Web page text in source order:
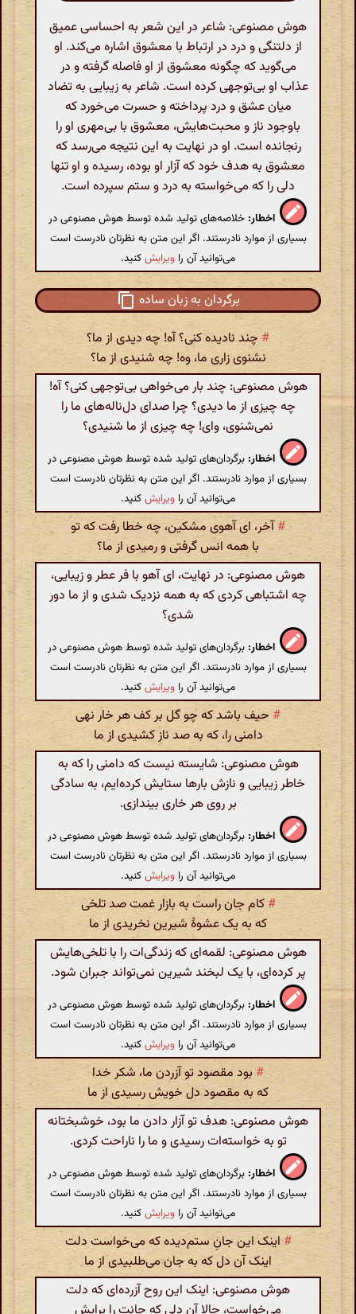
هوش مصنوعی: شاعر در این شعر به احساسی عمیق
از دلتنگی و درد در ارتباط با معشوق اشاره می‌کند. او
می‌گوید که چگونه معشوق از او فاصله گرفته و در
عذاب او بی‌توجهی کرده است. شاعر به زیبایی به تضاد
میان عشق و درد پرداخته و حسرت می‌خورد که
باوجود ناز و محبت‌هایش، معشوق با بی‌مهری او را
رنجانده است. او در نهایت به این نتیجه می‌رسد که
معشوق به هدف خود که آزار او بوده، رسیده و او تنها
دلی را که می‌خواسته به درد و ستم سپرده است.
اخطار: خلاصه‌های تولید شده توسط هوش مصنوعی در
بسیاری از موارد نادرستند. اگر این متن به نظرتان نادرست است
می‌توانید آن را ویرایشکنید.
برگردان به زبان ساده
# چند نادیده کنی؟ آه! چه دیدی از ما؟
نشنوی زاری ما، وه! چه شنیدی از ما؟
هوش مصنوعی: چند بار می‌خواهی بی‌توجهی کنی؟ آه!
چه چیزی از ما دیدی؟ چرا صدای دل‌ناله‌های ما را
نمی‌شنوی، وای! چه چیزی از ما شنیدی؟
اخطار: برگردان‌های تولید شده توسط هوش مصنوعی در
بسیاری از موارد نادرستند. اگر این متن به نظرتان نادرست است
می‌توانید آن را ویرایشکنید.
#آخر، ای آهوی مشکین، چه خطا رفت که تو
با همه انس گرفتی و رمیدی از ما؟
هوش مصنوعی: در نهایت، ای آهو با فر عطر و زیبایی،
چه اشتباهی کردی که به همه نزدیک شدی و از ما دور
شدی؟
اخطار: برگردان‌های تولید شده توسط هوش مصنوعی در
بسیاری از موارد نادرستند. اگر این متن به نظرتان نادرست است
می‌توانید آن را ویرایشکنید.
# حیف باشد که چو گل بر کف هر خار نهی
دامنی را، که به صد ناز کشیدی از ما
هوش مصنوعی: شایسته نیست که دامنی را که به
خاطر زیبایی و نازش بارها ستایش کرده‌ایم، به سادگی
بر روی هر خاری بیندازی.
اخطار: برگردان‌های تولید شده توسط هوش مصنوعی در
بسیاری از موارد نادرستند. اگر این متن به نظرتان نادرست است
می‌توانید آن را ویرایشکنید.
# کام جان راست به بازار غمت صد تلخی
که به یک عشوهٔ شیرین نخریدی از ما
هوش مصنوعی: لقمه‌ای که زندگی‌ات را با تلخی‌هایش
پر کرده‌ای، با یک لبخند شیرین نمی‌تواند جبران شود.
اخطار: برگردان‌های تولید شده توسط هوش مصنوعی در
بسیاری از موارد نادرستند. اگر این متن به نظرتان نادرست است
می‌توانید آن را ویرایشکنید.
# بود مقصود تو آزردن ما، شکر خدا
که به مقصود دل خویش رسیدی از ما
هوش مصنوعی: هدف تو آزار دادن ما بود، خوشبختانه
تو به خواسته‌ات رسیدی و ما را ناراحت کردی.
اخطار: برگردان‌های تولید شده توسط هوش مصنوعی در
بسیاری از موارد نادرستند. اگر این متن به نظرتان نادرست است
می‌توانید آن را ویرایشکنید.
#اینک این جانِ ستم‌دیده که می‌خواست دلت
اینک آن دل که به جان می‌طلبیدی از ما
هوش مصنوعی: اینک این روح آزرده‌ای که دلت